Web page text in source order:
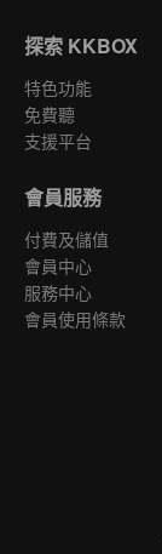
探索 KKBOX
特色功能
免費聽
支援平台
會員服務
付費及儲值
會員中心
服務中心
會員使用條款